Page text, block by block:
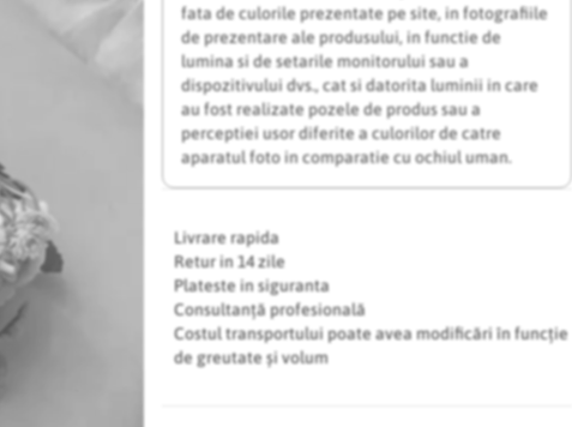
fata de culorile prezentate pe site, in fotografiile
de prezentare ale produsului, in functie de
lumina si de setarile monitorului sau a
dispozitivului dvs., cat si datorita luminii in care
au fost realizate pozele de produs sau a
perceptiei usor diferite a culorilor de catre
aparatul foto in comparatie cu ochiul uman.
Livrare rapida
Retur in 14 zile
Plateste in siguranta
Consultanță profesională
Costul transportului poate avea modificări în funcție
de greutate și volum